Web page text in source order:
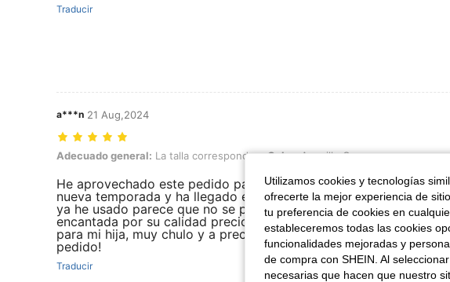
Traducir
a***n 21 Aug,2024
Adecuado general: La talla corresponde, Color: Amarillo Oro
Adecuado general: La talla corresponde Color:Amarillo Oro
He aprovechado este pedido para hacerme con complementos y
nueva temporada y ha llegado en tan solo 9 días a mi país! Las
ya he usado parece que no se ponen feas y dan el pego total así
encantada por su calidad precio. He aprovechado para comprar
para mi hija, muy chulo y a precio súper asequible. Deseando
pedido!
Traducir
Utilizamos cookies y tecnologías
ofrecerte la mejor experiencia de
tu preferencia de cookies en
estableceremos todas las cookies
funcionalidades mejoradas y
de compra con SHEIN. Al
necesarias que hacen que nuestro